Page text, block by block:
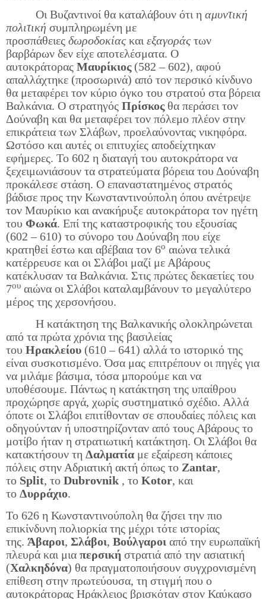
Οι Βυζαντινοί θα καταλάβουν ότι η αμυντική
πολιτική συμπληρωμένη με
προσπάθειες δωροδοκίας και εξαγοράς των
βαρβάρων δεν είχε αποτελέσματα. Ο
αυτοκράτορας Μαυρίκιος(582 – 602), αφού
απαλλάχτηκε (προσωρινά) από τον περσικό κίνδυνο
θα μεταφέρει τον κύριο όγκο του στρατού στα βόρεια
Βαλκάνια. Ο στρατηγός Πρίσκοςθα περάσει τον
Δούναβη και θα μεταφέρει τον πόλεμο πλέον στην
επικράτεια των Σλάβων, προελαύνοντας νικηφόρα.
Ωστόσο και αυτές οι επιτυχίες αποδείχτηκαν
εφήμερες. Το 602 η διαταγή του αυτοκράτορα να
ξεχειμωνιάσουν τα στρατεύματα βόρεια του Δούναβη
προκάλεσε στάση. Ο επαναστατημένος στρατός
βάδισε προς την Κωνσταντινούπολη όπου ανέτρεψε
τον Μαυρίκιο και ανακήρυξε αυτοκράτορα τον ηγέτη
του Φωκά. Επί της καταστροφικής του εξουσίας
(602 – 610) το σύνορο του Δούναβη που είχε
κρατηθεί έστω και αβέβαια τον 6ο αιώνα τελικά
κατέρρευσε και οι Σλάβοι μαζί με Αβάρους
κατέκλυσαν τα Βαλκάνια. Στις πρώτες δεκαετίες του
7ου αιώνα οι Σλάβοι καταλαμβάνουν το μεγαλύτερο
μέρος της χερσονήσου.
Η κατάκτηση της Βαλκανικής ολοκληρώνεται
από τα πρώτα χρόνια της βασιλείας
του Ηρακλείου (610 – 641) αλλά το ιστορικό της
είναι συσκοτισμένο. Όσα μας επιτρέπουν οι πηγές για
να μιλάμε βάσιμα, τόσα μπορούμε και να
υποθέσουμε. Πάντως η κατάκτηση της υπαίθρου
προχώρησε αργά, χωρίς συστηματικό σχέδιο. Αλλά
όποτε οι Σλάβοι επιτίθονταν σε σπουδαίες πόλεις και
οδηγούνταν ή υποστηρίζονταν από τους Αβάρους το
μοτίβο ήταν η στρατιωτική κατάκτηση. Οι Σλάβοι θα
κατακτήσουν τη Δαλματία με εξαίρεση κάποιες
πόλεις στην Αδριατική ακτή όπως το Zantar,
το Split, το Dubrovnik , το Kotor, και
το Δυρράχιο.
Το 626 η Κωνσταντινούπολη θα ζήσει την πιο
επικίνδυνη πολιορκία της μέχρι τότε ιστορίας
της. Άβαροι, Σλάβοι, Βούλγαροι από την ευρωπαϊκή
πλευρά και μια περσική στρατιά από την ασιατική
(Χαλκηδόνα) θα πραγματοποιήσουν συγχρονισμένη
επίθεση στην πρωτεύουσα, τη στιγμή που ο
αυτοκράτορας Ηράκλειος βρισκόταν στον Καύκασο